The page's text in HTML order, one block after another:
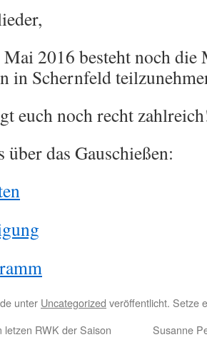
2016 besteht noch
in Schernfeld
euch noch recht
das Gauschießen:
unter Uncategorized veröffentlicht. Setze
letzen RWK der Saison
Susanne